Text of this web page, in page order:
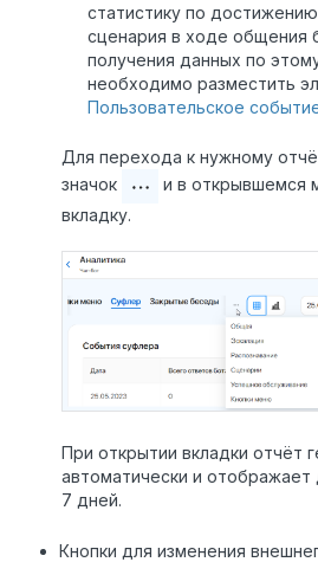
статистику по
сценария в ходе общения
получения данных по
необходимо разместить
Пользовательское
Для перехода к нужному
значок
и в открывшемся
вкладку.
При открытии вкладки отчёт
автоматически и
7 дней.
Кнопки для изменения